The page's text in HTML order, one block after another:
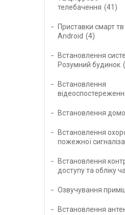
телебачення
41
Приставки смарт тв
Android
4
Встановлення
Розумний будинок
Встановлення
Встановлення
Встановлення
пожежної
Встановлення
доступу та обліку
Озвучування
Встановлення